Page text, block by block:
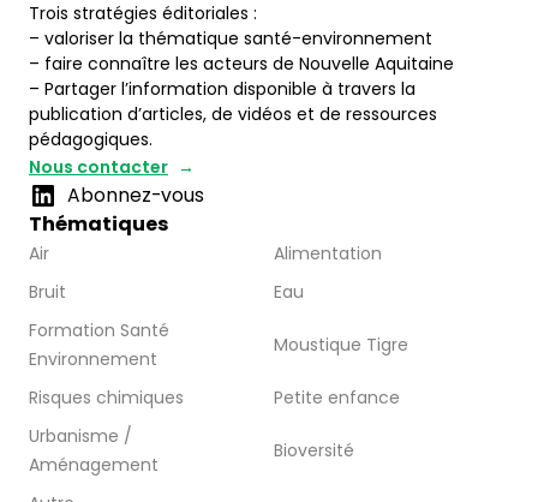
Trois stratégies éditoriales :
– valoriser la thématique santé-environnement
– faire connaître les acteurs de Nouvelle Aquitaine
– Partager l’information disponible à travers la
publication d’articles, de vidéos et de ressources
pédagogiques.
Nous contacter
Abonnez-vous
Thématiques
Air
Alimentation
Bruit
Eau
Formation Santé
Environnement
Moustique Tigre
Risques chimiques
Petite enfance
Urbanisme /
Aménagement
Bioversité